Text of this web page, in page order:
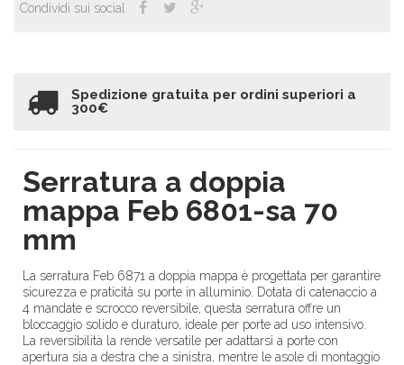
Condividi sui social
Spedizione gratuita per ordini superiori a
300€
Serratura a doppia
mappa Feb 6801-sa 70
mm
La serratura Feb 6871 a doppia mappa è progettata per garantire
sicurezza e praticità su porte in alluminio. Dotata di catenaccio a
4 mandate e scrocco reversibile, questa serratura offre un
bloccaggio solido e duraturo, ideale per porte ad uso intensivo.
La reversibilità la rende versatile per adattarsi a porte con
apertura sia a destra che a sinistra, mentre le asole di montaggio